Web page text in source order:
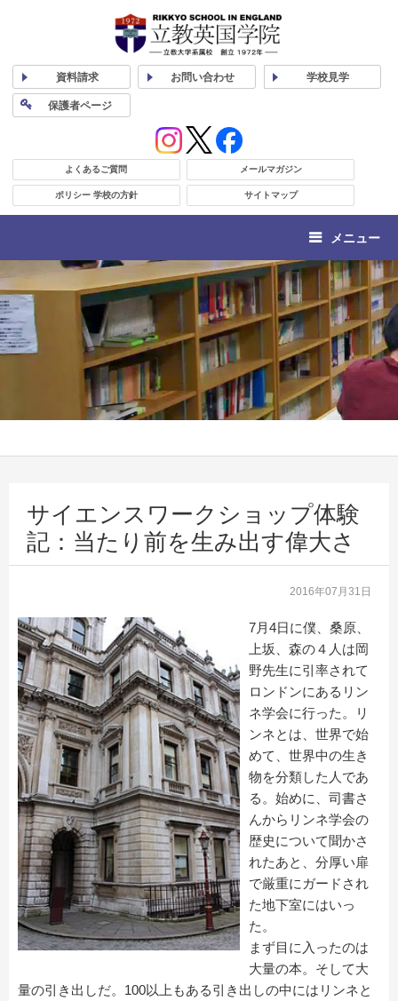
資料請求 お問い合わせ 学校見学
保護者ページ
よくあるご質問 メールマガジン
ポリシー 学校の方針 サイトマップ
メニュー
サイエンスワークショップ体験
記：当たり前を生み出す偉大さ
2016年07月31日
7月4日に僕、桑原、
上坂、森の４人は岡
野先生に引率されて
ロンドンにあるリン
ネ学会に行った。リ
ンネとは、世界で始
めて、世界中の生き
物を分類した人であ
る。始めに、司書さ
んからリンネ学会の
歴史について聞かさ
れたあと、分厚い扉
で厳重にガードされ
た地下室にはいっ
た。
まず目に入ったのは
大量の本。そして大
量の引き出しだ。100以上もある引き出しの中にはリンネと